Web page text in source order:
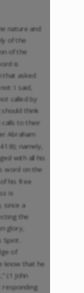
nature and
of the
of the
is
that asked
I said,
called by
should think
to their
Abraham
namely,
with all his
word on the
his free
is
since a
the
glory,
of
know that he
(1 John
responding